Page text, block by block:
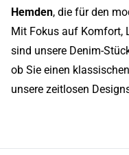
Hemden, die für den
Mit Fokus auf Komfort,
sind unsere Denim-
ob Sie einen
unsere zeitlosen